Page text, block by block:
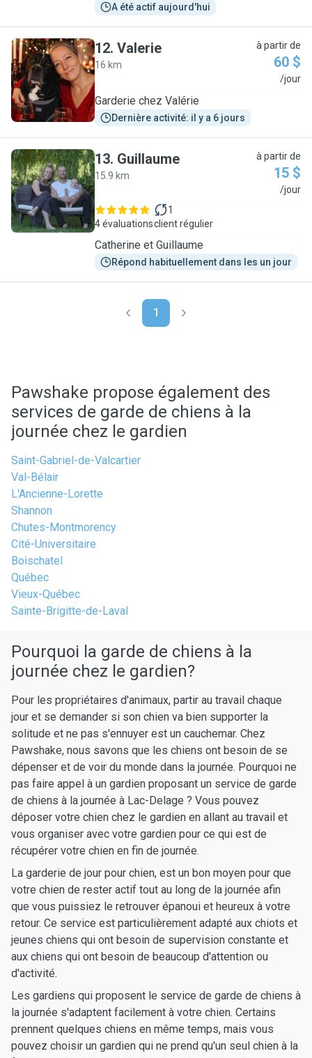
A été actif aujourd'hui
V
12. Valerie
16 km
à partir de
60 $
/jour
Garderie chez Valérie
Dernière activité: il y a 6 jours
G
13. Guillaume
15.9 km
à partir de
15 $
/jour
4 évaluations
1
client régulier
Catherine et Guillaume
Répond habituellement dans les un jour
1
Pawshake propose également des
services de garde de chiens à la
journée chez le gardien
Saint-Gabriel-de-Valcartier
Val-Bélair
L'Ancienne-Lorette
Shannon
Chutes-Montmorency
Cité-Universitaire
Boischatel
Québec
Vieux-Québec
Sainte-Brigitte-de-Laval
Pourquoi la garde de chiens à la
journée chez le gardien?
Pour les propriétaires d'animaux, partir au travail chaque
jour et se demander si son chien va bien supporter la
solitude et ne pas s'ennuyer est un cauchemar. Chez
Pawshake, nous savons que les chiens ont besoin de se
dépenser et de voir du monde dans la journée. Pourquoi ne
pas faire appel à un gardien proposant un service de garde
de chiens à la journée à Lac-Delage ? Vous pouvez
déposer votre chien chez le gardien en allant au travail et
vous organiser avec votre gardien pour ce qui est de
récupérer votre chien en fin de journée.
La garderie de jour pour chien, est un bon moyen pour que
votre chien de rester actif tout au long de la journée afin
que vous puissiez le retrouver épanoui et heureux à votre
retour. Ce service est particulièrement adapté aux chiots et
jeunes chiens qui ont besoin de supervision constante et
aux chiens qui ont besoin de beaucoup d'attention ou
d'activité.
Les gardiens qui proposent le service de garde de chiens à
la journée s'adaptent facilement à votre chien. Certains
prennent quelques chiens en même temps, mais vous
pouvez choisir un gardien qui ne prend qu'un seul chien à la